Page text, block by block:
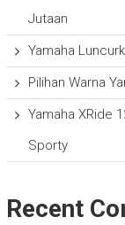
Jutaan
Yamaha
Pilihan Warna
Yamaha XRide
Sporty
Recent